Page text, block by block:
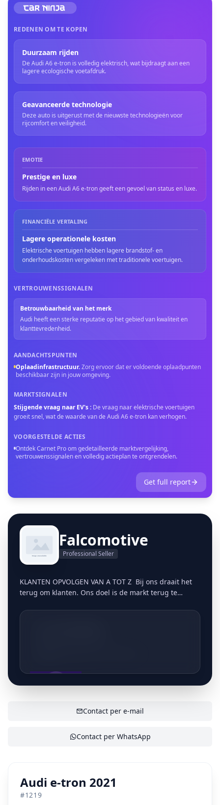
REDENEN OM TE KOPEN
Duurzaam rijden
De Audi A6 e-tron is volledig elektrisch, wat bijdraagt aan een
lagere ecologische voetafdruk.
Geavanceerde technologie
Deze auto is uitgerust met de nieuwste technologieën voor
rijcomfort en veiligheid.
EMOTIE
Prestige en luxe
Rijden in een Audi A6 e-tron geeft een gevoel van status en luxe.
FINANCIËLE VERTALING
Lagere operationele kosten
Elektrische voertuigen hebben lagere brandstof- en
onderhoudskosten vergeleken met traditionele voertuigen.
VERTROUWENSSIGNALEN
Betrouwbaarheid van het merk
Audi heeft een sterke reputatie op het gebied van kwaliteit en
klanttevredenheid.
AANDACHTSPUNTEN
Oplaadinfrastructuur.Zorg ervoor dat er voldoende oplaadpunten
beschikbaar zijn in jouw omgeving.
MARKTSIGNALEN
Stijgende vraag naar EV's: De vraag naar elektrische voertuigen
groeit snel, wat de waarde van de Audi A6 e-tron kan verhogen.
VOORGESTELDE ACTIES
Ontdek Carnet Pro om gedetailleerde marktvergelijking,
vertrouwenssignalen en volledig actieplan te ontgrendelen.
Get full report
Falcomotive
Professional Seller
KLANTEN OPVOLGEN VAN A TOT Z Bij ons draait het
terug om klanten. Ons doel is de markt terug te
manier. Vandaag de dag blijkt dit meer dan ooit een
experience zullen wij hierin verandering brengen. Kijk
Contact per e-mail
Contact per WhatsApp
Audi e-tron 2021
#1219